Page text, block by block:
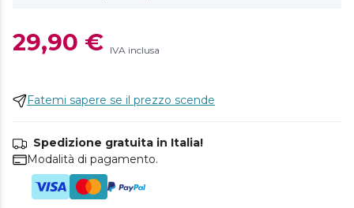
29,90 € IVA inclusa
Fatemi sapere se il prezzo scende
Spedizione gratuita in Italia!
Modalità di pagamento.